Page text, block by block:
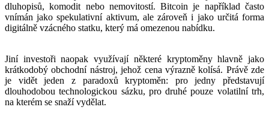
dluhopisů, komodit nebo nemovitostí. Bitcoin je například často
vnímán jako spekulativní aktivum, ale zároveň i jako určitá forma
digitálně vzácného statku, který má omezenou nabídku.
Jiní investoři naopak využívají některé kryptoměny hlavně jako
krátkodobý obchodní nástroj, jehož cena výrazně kolísá. Právě zde
je vidět jeden z paradoxů kryptoměn: pro jedny představují
dlouhodobou technologickou sázku, pro druhé pouze volatilní trh,
na kterém se snaží vydělat.